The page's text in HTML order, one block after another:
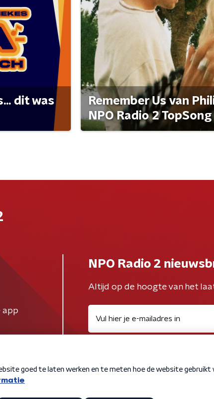
dit was
Remember Us van
NPO Radio 2 TopSong
app
NPO Radio 2
Altijd op de hoogte van het